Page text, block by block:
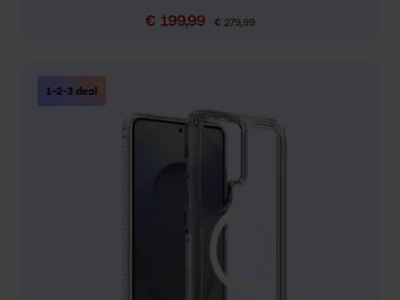
Verkoopprijs:
€ 199,99 Normale prijs:
€ 279,99
1-2-3 deal